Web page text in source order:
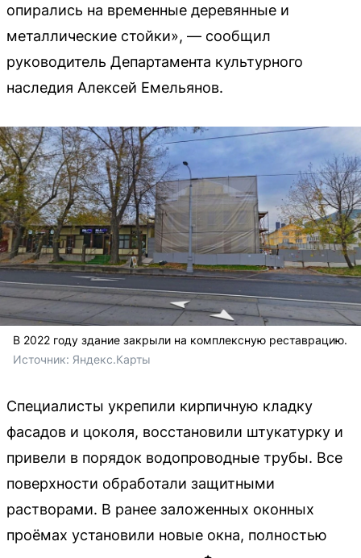
опирались на временные деревянные и
металлические стойки», — сообщил
руководитель Департамента культурного
наследия Алексей Емельянов.
В 2022 году здание закрыли на комплексную реставрацию.
Источник: Яндекс.Карты
Специалисты укрепили кирпичную кладку
фасадов и цоколя, восстановили штукатурку и
привели в порядок водопроводные трубы. Все
поверхности обработали защитными
растворами. В ранее заложенных оконных
проёмах установили новые окна, полностью